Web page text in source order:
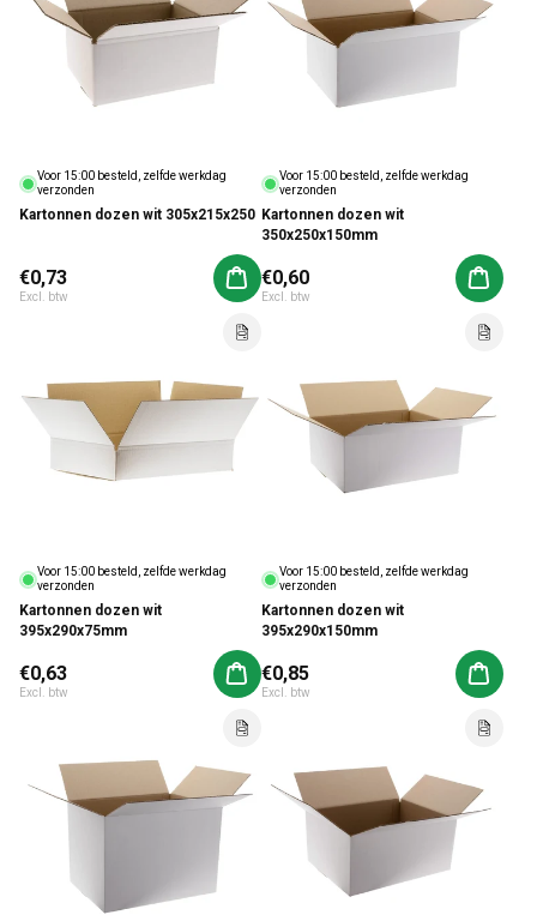
Voor 15:00 besteld, zelfde werkdag
verzonden
Kartonnen dozen wit 305x215x250
Normale prijs
€0,73
Excl. btw
Aan winkelwagen toevoegen
Voor 15:00 besteld, zelfde werkdag
verzonden
Kartonnen dozen wit
350x250x150mm
Normale prijs
€0,60
Excl. btw
Aan
Voor 15:00 besteld, zelfde werkdag
verzonden
Kartonnen dozen wit
395x290x75mm
Normale prijs
€0,63
Excl. btw
Aan winkelwagen toevoegen
Voor 15:00 besteld, zelfde werkdag
verzonden
Kartonnen dozen wit
395x290x150mm
Normale prijs
€0,85
Excl. btw
Aan